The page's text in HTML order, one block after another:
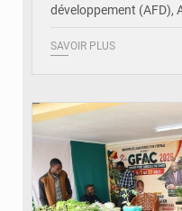
développement (AFD),
SAVOIR PLUS